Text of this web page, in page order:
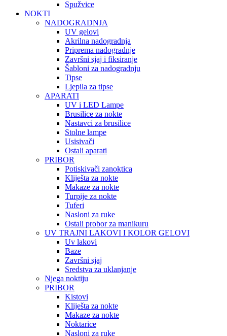
Spužvice
NOKTI
NADOGRADNJA
UV gelovi
Akrilna nadogradnja
Priprema nadogradnje
Završni sjaj i fiksiranje
Šabloni za nadogradnju
Tipse
Ljepila za tipse
APARATI
UV i LED Lampe
Brusilice za nokte
Nastavci za brusilice
Stolne lampe
Usisivači
Ostali aparati
PRIBOR
Potiskivači zanoktica
Kliješta za nokte
Makaze za nokte
Turpije za nokte
Tuferi
Nasloni za ruke
Ostali probor za manikuru
UV TRAJNI LAKOVI I KOLOR GELOVI
Uv lakovi
Baze
Završni sjaj
Sredstva za uklanjanje
Njega noktiju
PRIBOR
Kistovi
Kliješta za nokte
Makaze za nokte
Noktarice
Nasloni za ruke